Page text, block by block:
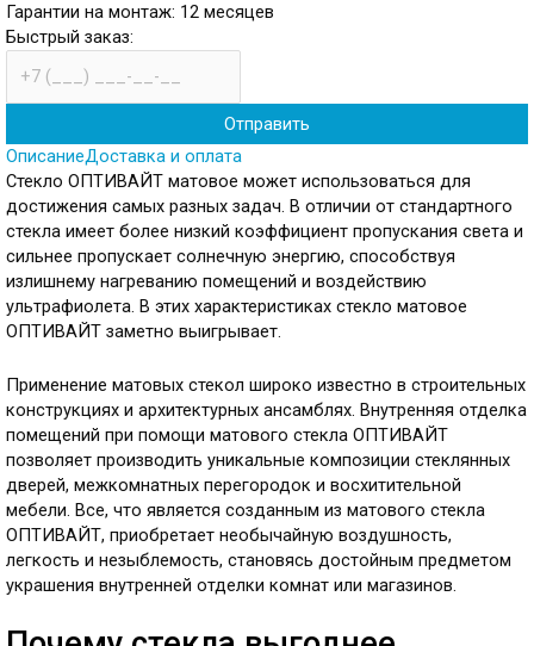
Гарантии на монтаж: 12 месяцев
Быстрый заказ:
ОписаниеДоставка и оплата
Стекло ОПТИВАЙТ матовое может использоваться для
достижения самых разных задач. В отличии от стандартного
стекла имеет более низкий коэффициент пропускания света и
сильнее пропускает солнечную энергию, способствуя
излишнему нагреванию помещений и воздействию
ультрафиолета. В этих характеристиках стекло матовое
ОПТИВАЙТ заметно выигрывает.
Применение матовых стекол широко известно в строительных
конструкциях и архитектурных ансамблях. Внутренняя отделка
помещений при помощи матового стекла ОПТИВАЙТ
позволяет производить уникальные композиции стеклянных
дверей, межкомнатных перегородок и восхитительной
мебели. Все, что является созданным из матового стекла
ОПТИВАЙТ, приобретает необычайную воздушность,
легкость и незыблемость, становясь достойным предметом
украшения внутренней отделки комнат или магазинов.